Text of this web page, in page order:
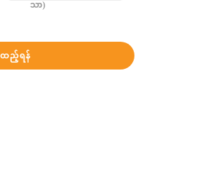
သာ)
ထည့်ရန်